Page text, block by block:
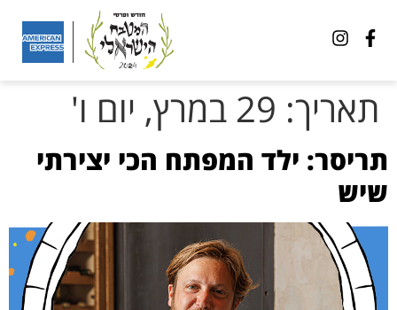
תאריך: 29 במרץ, יום ו'
תריסר: ילד המפתח הכי יצירתי
שיש